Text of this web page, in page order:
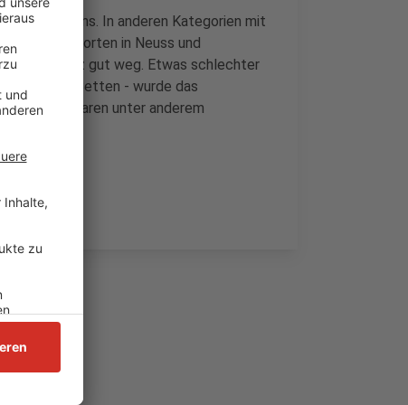
auf Platz eins. In anderen Kategorien mit
Standorten in Neuss und
Neuss ganz gut weg. Etwas schlechter
50 bis 150 Betten - wurde das
Studie waren unter anderem